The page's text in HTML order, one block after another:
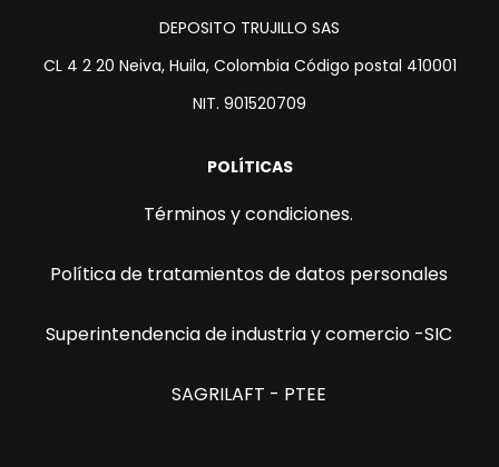
DEPOSITO TRUJILLO SAS
CL 4 2 20 Neiva, Huila, Colombia Código postal 410001
NIT. 901520709
POLÍTICAS
Términos y condiciones.
Política de tratamientos de datos personales
Superintendencia de industria y comercio -SIC
SAGRILAFT - PTEE